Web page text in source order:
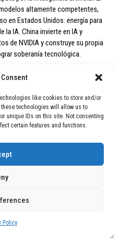
like cookies to store and/or
technologies will allow us to
unique IDs on this site. Not consenting
certain features and functions.
Policy
altamente competentes,
en Estados Unidos: energía para
la IA. China invierte en IA y
de NVIDIA y construye su propia
soberanía tecnológica.
a la de Estados Unidos. Más allá
Con tanto dinero en
que han pasado por
Por instancia, Intel,
fundiciones en Estados Unidos.
nueva para ellos, como la
de la memoria desde los